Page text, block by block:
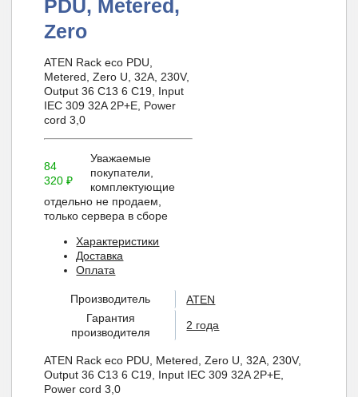
PDU, Metered,
Zero
ATEN Rack eco PDU,
Metered, Zero U, 32A, 230V,
Output 36 C13 6 C19, Input
IEC 309 32A 2P+E, Power
cord 3,0
84
320₽
Уважаемые
покупатели,
комплектующие
отдельно не продаем,
только сервера в сборе
Характеристики
Доставка
Оплата
Производитель
ATEN
Гарантия
производителя
2 года
ATEN Rack eco PDU, Metered, Zero U, 32A, 230V,
Output 36 C13 6 C19, Input IEC 309 32A 2P+E,
Power cord 3,0